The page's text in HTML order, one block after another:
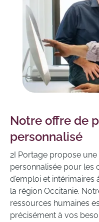
Notre offre de
personnalisé
2I Portage propose
personnalisée pour les
d’emploi et
la région Occitanie.
ressources humaines
précisément à vos